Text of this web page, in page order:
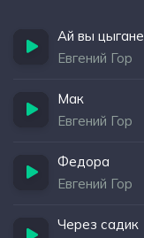
Ай вы цыгане
Евгений Гор
Мак
Евгений Гор
Федора
Евгений Гор
Через садик